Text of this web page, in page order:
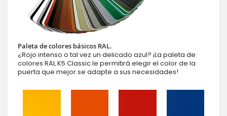
Paleta de colores básicos RAL.
¿Rojo intenso o tal vez un delicado azul? ¡La paleta de
colores RAL K5 Classic le permitirá elegir el color de la
puerta que mejor se adapte a sus necesidades!